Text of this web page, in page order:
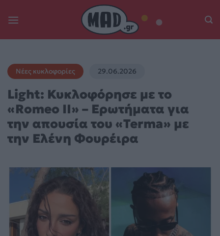
Νέες κυκλοφορίες 29.06.2026
Light: Κυκλοφόρησε με το
«Romeo II» – Ερωτήματα για
την απουσία του «Terma» με
την Ελένη Φουρέιρα